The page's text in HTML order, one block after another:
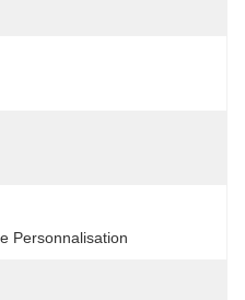
Personnalisation